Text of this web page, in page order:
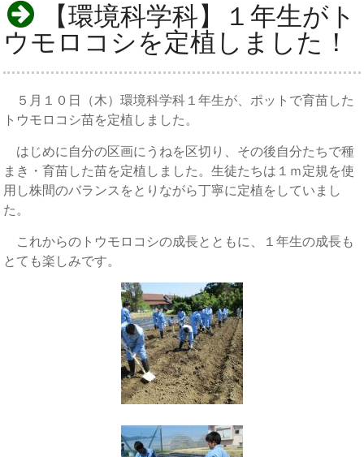
【環境科学科】１年生がト
ウモロコシを定植しました！
５月１０日（木）環境科学科１年生が、ポットで育苗した
トウモロコシ苗を定植しました。
はじめに自分の区画にうねを区切り、その後自分たちで種
まき・育苗した苗を定植しました。生徒たちは１ｍ定規を使
用し株間のバランスをとりながら丁寧に定植をしていまし
た。
これからのトウモロコシの成長とともに、１年生の成長も
とても楽しみです。